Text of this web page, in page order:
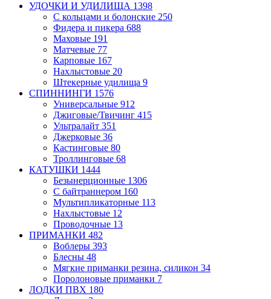
УДОЧКИ И УДИЛИЩА 1398
С кольцами и болонские 250
Фидера и пикера 688
Маховые 191
Матчевые 77
Карповые 167
Нахлыстовые 20
Штекерные удилища 9
СПИННИНГИ 1576
Универсальные 912
Джиговые/Твичинг 415
Ультралайт 351
Джерковые 36
Кастинговые 80
Троллинговые 68
КАТУШКИ 1444
Безынерционные 1306
С байтраннером 160
Мультипликаторные 113
Нахлыстовые 12
Проводочные 13
ПРИМАНКИ 482
Воблеры 393
Блесны 48
Мягкие приманки резина, силикон 34
Поролоновые приманки 7
ЛОДКИ ПВХ 180